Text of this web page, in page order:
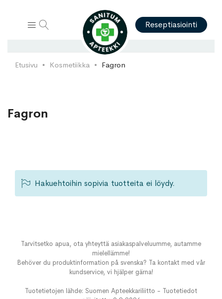
Reseptiasiointi
Etusivu Kosmetiikka Fagron
Fagron
Hakuehtoihin sopivia tuotteita ei löydy.
Tarvitsetko apua, ota yhteyttä asiakaspalveluumme, autamme
mielellämme!
Behöver du produktinformation på svenska? Ta kontakt med vår
kundservice, vi hjälper gärna!
Tuotetietojen lähde: Suomen Apteekkariliitto - Tuotetiedot